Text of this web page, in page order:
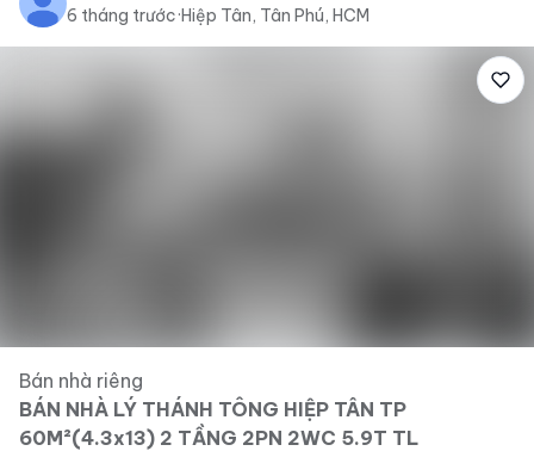
6 tháng trước·Hiệp Tân, Tân Phú, HCM
Bán nhà riêng
BÁN NHÀ LÝ THÁNH TÔNG HIỆP TÂN TP
60M²(4.3x13) 2 TẦNG 2PN 2WC 5.9T TL